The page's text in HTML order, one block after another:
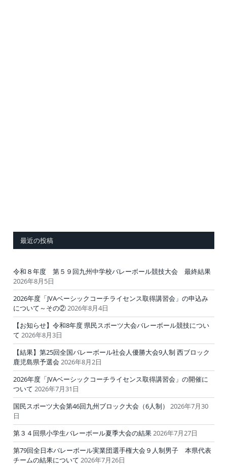
最近の投稿
令和８年度 第５９回九州中学校バレーボール競技大会 最終結果
2026年8月5日
2026年度「JVAベーシックコーチライセンス取得講習会」の申込み
について～その②2026年8月4日
【お知らせ】令和8年度 県民スポーツ大会バレーボール競技につい
て 2026年8月3日
【結果】第25回全国バレーボール社会人優勝大会9人制 西ブロック
鹿児島県予選会 2026年8月2日
2026年度「JVAベーシックコーチライセンス取得講習会」の開催に
ついて 2026年7月31日
国民スポーツ大会第46回九州ブロック大会（6人制）
2026年7月30
日
第３４回県小学生バレーボール夏季大会の結果2026年7月27日
第79回全日本バレーボール実業団選手権大会９人制男子 本県代表
チームの結果について 2026年7月26日